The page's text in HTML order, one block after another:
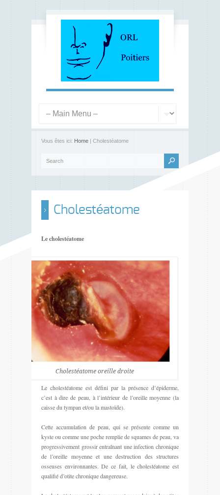
Vous êtes ici: Home | Cholestéatome
Cholestéatome
Le cholestéatome
Cholestéatome oreille droite
Le cholestéatome est défini par la présence d’épiderme,
c’est à dire de peau, à l’intérieur de l’oreille moyenne (la
caisse du tympan et/ou la mastoïde).
Cette accumulation de peau, qui se présente comme un
kyste ou comme une poche remplie de squames de peau, va
progressivement grossir entraînant une infection chronique
de l’oreille moyenne et une destruction des structures
osseuses environnantes. De ce fait, le cholestéatome est
qualifié d’otite chronique dangereuse.